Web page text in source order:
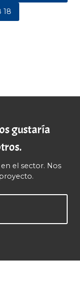
18
gustaría
el sector. Nos